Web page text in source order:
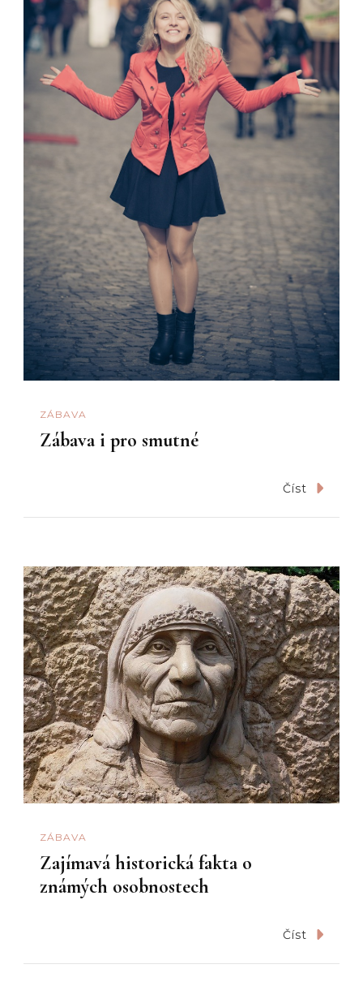
ZÁBAVA
Zábava i pro smutné
Číst
ZÁBAVA
Zajímavá historická fakta o
známých osobnostech
Číst